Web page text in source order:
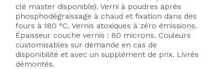
clé master disponible). Verni à poudres après
phosphodégraissage à chaud et fixation dans des
fours à 180 °C. Vernis atoxiques à zéro émissions.
Épaisseur couche vernis : 80 microns. Couleurs
customisables sur demande en cas de
disponibilité et avec un supplément de prix. Livrés
démontés.